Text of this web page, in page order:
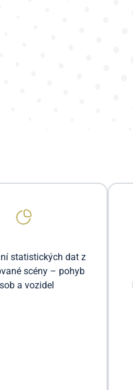
statistických dat z
scény – pohyb
a vozidel